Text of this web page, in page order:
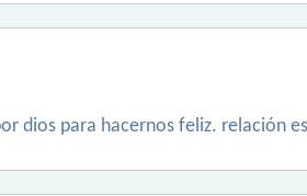
dios para hacernos feliz. relación